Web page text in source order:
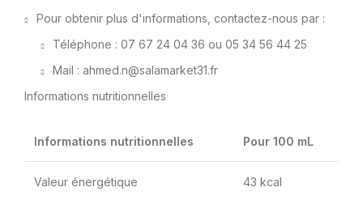
Pour obtenir plus d'informations, contactez-nous par :
Téléphone : 07 67 24 04 36 ou 05 34 56 44 25
Mail : ahmed.n@salamarket31.fr
Informations nutritionnelles
Informations nutritionnelles Pour 100 mL
Valeur énergétique 43 kcal